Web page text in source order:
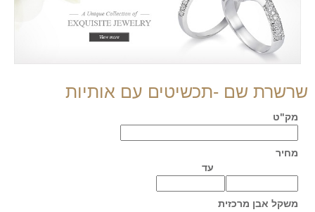
שרשרת שם -תכשיטים עם אותיות
מק"ט
מחיר
עד
משקל אבן מרכזית